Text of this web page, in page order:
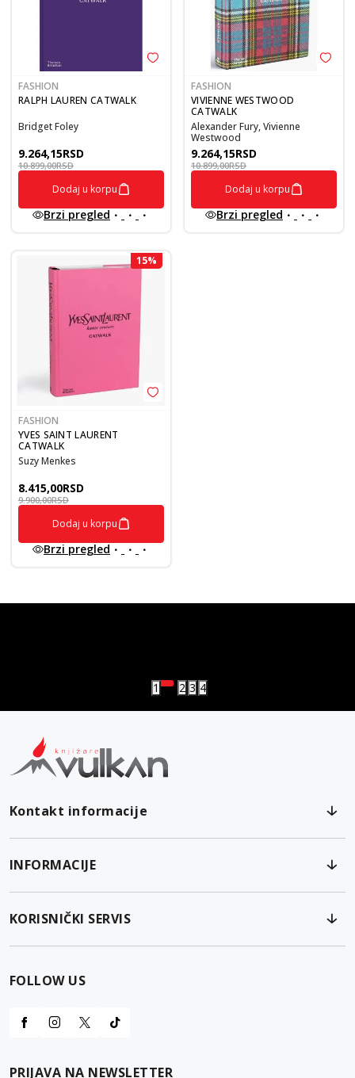
FASHION
RALPH LAUREN CATWALK
Bridget Foley
9.264,15RSD
10.899,00RSD
Dodaj u korpu
Brzi pregled
FASHION
VIVIENNE WESTWOOD
CATWALK
Alexander Fury, Vivienne
Westwood
9.264,15RSD
10.899,00RSD
Dodaj u korpu
Brzi pregled
15%
FASHION
YVES SAINT LAURENT
CATWALK
Suzy Menkes
8.415,00RSD
9.900,00RSD
Dodaj u korpu
Brzi pregled
1 2 3 4
Kontakt informacije
INFORMACIJE
KORISNIČKI SERVIS
FOLLOW US
PRIJAVA NA NEWSLETTER